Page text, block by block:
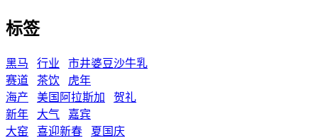
标签
黑马 行业
市井婆豆沙牛乳
赛道
茶饮
虎年
海产
美国阿拉斯加
贺礼
新年
大气
嘉宾
大窑
喜迎新春
夏国庆